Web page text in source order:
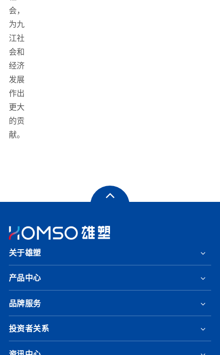
会，
为九
江社
会和
经济
发展
作出
更大
的贡
献。
关于雄塑
产品中心
品牌服务
投资者关系